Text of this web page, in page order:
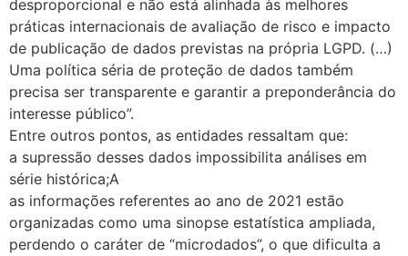
desproporcional e não está alinhada às melhores
práticas internacionais de avaliação de risco e impacto
de publicação de dados previstas na própria LGPD. (…)
Uma política séria de proteção de dados também
precisa ser transparente e garantir a preponderância do
interesse público”.
Entre outros pontos, as entidades ressaltam que:
a supressão desses dados impossibilita análises em
série histórica;A
as informações referentes ao ano de 2021 estão
organizadas como uma sinopse estatística ampliada,
perdendo o caráter de “microdados”, o que dificulta a